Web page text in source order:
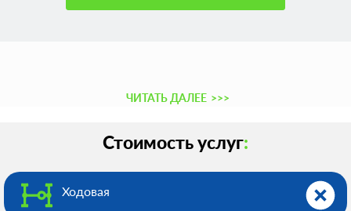
ЧИТАТЬ ДАЛЕЕ >>>
Стоимость услуг:
Ходовая